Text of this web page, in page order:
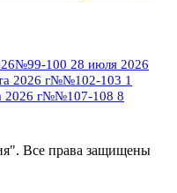
№95+96 3 августа
№96 9 августа
2012 г
№99-100 28 июля 2026
2026 г№№102-103 1
г№№107-108 8
Все права защищены